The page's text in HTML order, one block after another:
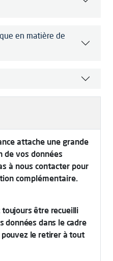
en matière de
attache une grande
de vos données
à nous contacter pour
complémentaire.
être recueilli
données dans le cadre
pouvez le retirer à tout